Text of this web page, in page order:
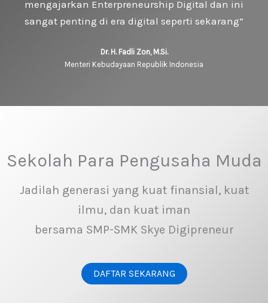
mengajarkan Enterpreneurship Digital dan ini
sangat penting di era digital seperti sekarang”
Dr. H. Fadli Zon, M.Si.
Menteri Kebudayaan Republik Indonesia
Sekolah Para Pengusaha Muda
Jadilah generasi yang kuat finansial, kuat
ilmu, dan kuat iman
bersama SMP-SMK Skye Digipreneur
DAFTAR SEKARANG